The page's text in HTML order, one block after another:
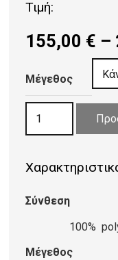
Τιμή:
155,00 € –
Μέγεθος
GREYISH-
ποσότητα
Σύνθεση
100%
Μέγεθος